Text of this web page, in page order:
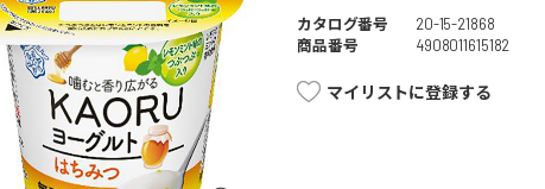
カタログ番号
20-15-21868
商品番号
4908011615182
マイリストに登録する